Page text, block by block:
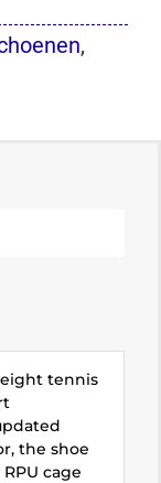
,
tennis
the shoe
cage